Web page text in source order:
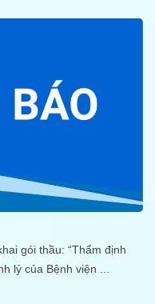
gói thầu: “Thẩm định
lý của Bệnh viện